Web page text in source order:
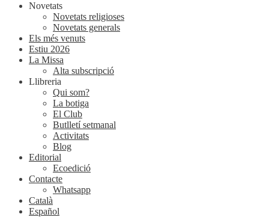
Novetats
Novetats religioses
Novetats generals
Els més venuts
Estiu 2026
La Missa
Alta subscripció
Llibreria
Qui som?
La botiga
El Club
Butlletí setmanal
Activitats
Blog
Editorial
Ecoedició
Contacte
Whatsapp
Català
Español